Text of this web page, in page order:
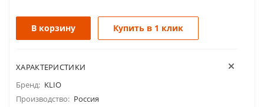
В корзину Купить в 1 клик
ХАРАКТЕРИСТИКИ
Бренд: KLIO
Производство: Россия